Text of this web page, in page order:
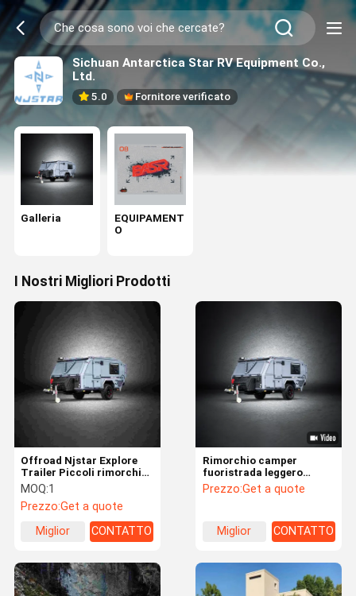
Sichuan Antarctica Star RV Equipment Co.,
Ltd.
5.0 Fornitore verificato
Galleria
EQUIPAMENT
O
I Nostri Migliori Prodotti
Offroad Njstar Explore
Trailer Piccoli rimorchi
con pannelli solari
MOQ:1
Prezzo:Get a quote
Miglior
CONTATTO
Rimorchio camper
fuoristrada leggero
NJSTAR Explorer per
avventure familiari
Prezzo:Get a quote
Miglior
CONTATTO